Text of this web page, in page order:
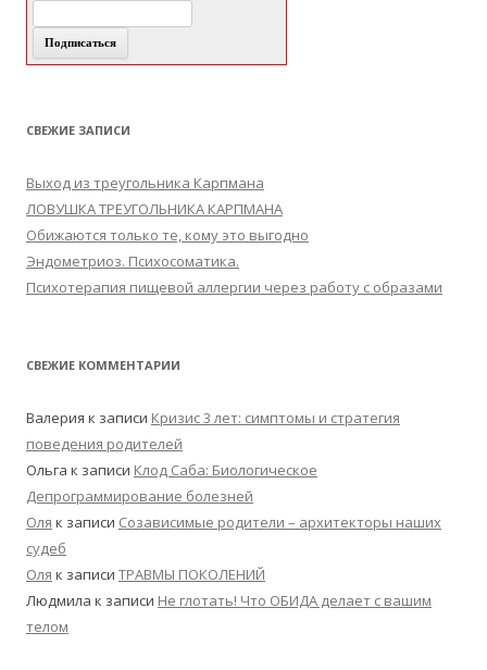
СВЕЖИЕ ЗАПИСИ
Выход из треугольника Карпмана
ЛОВУШКА ТРЕУГОЛЬНИКА КАРПМАНА
Обижаются только те, кому это выгодно
Эндометриоз. Психосоматика.
Психотерапия пищевой аллергии через работу с образами
СВЕЖИЕ КОММЕНТАРИИ
Валерия к записи Кризис 3 лет: симптомы и стратегия
поведения родителей
Ольга к записи Клод Саба: Биологическое
Депрограммирование болезней
Оля к записи Созависимые родители – архитекторы наших
судеб
Оля к записи ТРАВМЫ ПОКОЛЕНИЙ
Людмила к записи Не глотать! Что ОБИДА делает с вашим
телом